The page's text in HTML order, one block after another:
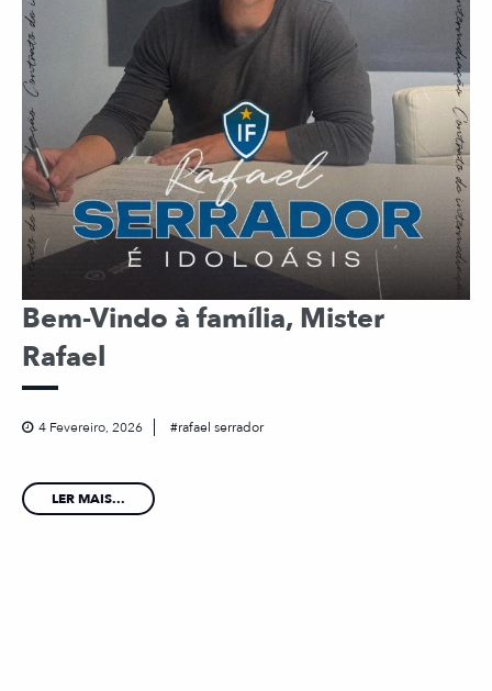
Bem-Vindo à família, Mister
Rafael
4 Fevereiro, 2026 rafael serrador
LER MAIS...